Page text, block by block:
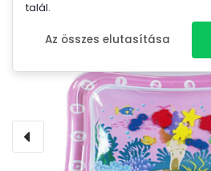
talál.
Az összes elutasítása